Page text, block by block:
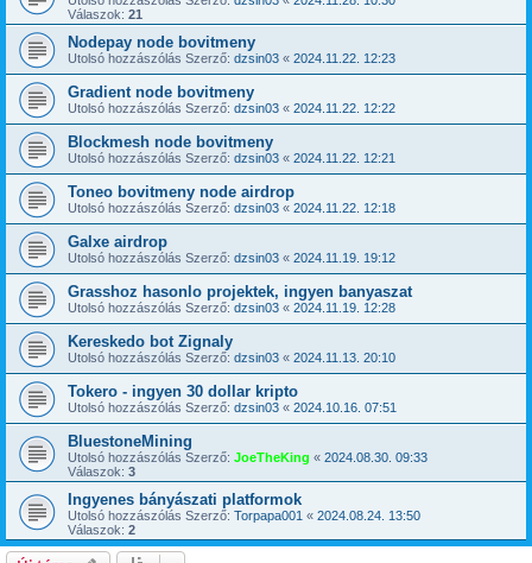
Válaszok: 21
Nodepay node bovitmeny
Utolsó hozzászólás Szerző: dzsin03 « 2024.11.22. 12:23
Gradient node bovitmeny
Utolsó hozzászólás Szerző: dzsin03 « 2024.11.22. 12:22
Blockmesh node bovitmeny
Utolsó hozzászólás Szerző: dzsin03 « 2024.11.22. 12:21
Toneo bovitmeny node airdrop
Utolsó hozzászólás Szerző: dzsin03 « 2024.11.22. 12:18
Galxe airdrop
Utolsó hozzászólás Szerző: dzsin03 « 2024.11.19. 19:12
Grasshoz hasonlo projektek, ingyen banyaszat
Utolsó hozzászólás Szerző: dzsin03 « 2024.11.19. 12:28
Kereskedo bot Zignaly
Utolsó hozzászólás Szerző: dzsin03 « 2024.11.13. 20:10
Tokero - ingyen 30 dollar kripto
Utolsó hozzászólás Szerző: dzsin03 « 2024.10.16. 07:51
BluestoneMining
Utolsó hozzászólás Szerző: JoeTheKing « 2024.08.30. 09:33
Válaszok: 3
Ingyenes bányászati platformok
Utolsó hozzászólás Szerző: Torpapa001 « 2024.08.24. 13:50
Válaszok: 2